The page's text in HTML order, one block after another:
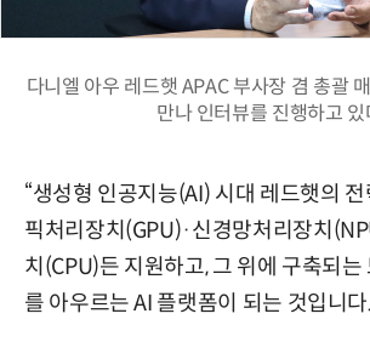
다니엘 아우 레드햇 APAC 부사장 겸 총괄
만나 인터뷰를 진행하고 있
“생성형 인공지능(AI) 시대 레드햇의
픽처리장치(GPU)·신경망처리장치
치(CPU)든 지원하고, 그 위에 구축되
를 아우르는 AI 플랫폼이 되는 것입니다